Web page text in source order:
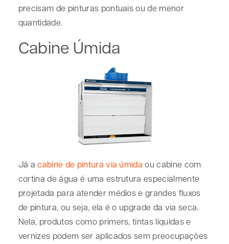
precisam de pinturas pontuais ou de menor
quantidade.
Cabine Úmida
Já acabine de pintura via úmida ou cabine com
cortina de água é uma estrutura especialmente
projetada para atender médios e grandes fluxos
de pintura, ou seja, ela é o upgrade da via seca.
Nela, produtos como primers, tintas líquidas e
vernizes podem ser aplicados sem preocupações